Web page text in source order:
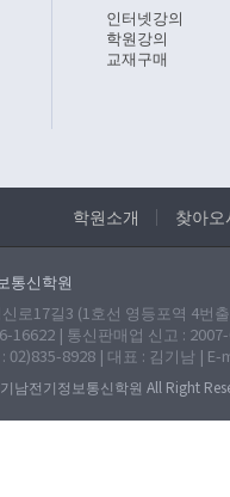
인터넷강의
학원강의
교재구매
학원소개 찾아오
통신학원
로17길3 (1호선 영등포역 4번
16622 | 통신판매업 신고 :
: 02)835-8928 | 대표 : 김기남 |
남전기정보통신학원 All Right